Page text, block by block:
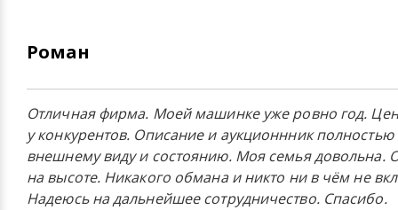
Роман
Отличная фирма. Моей машинке уже ровно год.
у конкурентов. Описание и аукционнник полностью
внешнему виду и состоянию. Моя семья довольна.
на высоте. Никакого обмана и никто ни в чём не
Надеюсь на дальнейшее сотрудничество. Спасибо.